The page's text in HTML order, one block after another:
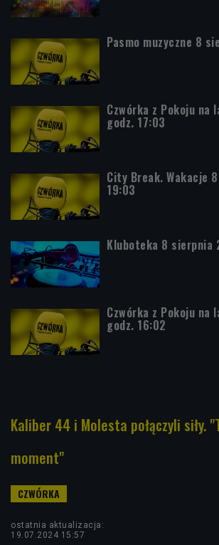
Pasmo muzyczne 8
Czwórka z Pokoju na
godz. 17:03
City Break. Wakacje
19:03
Kluboteka 8 sierpnia
Czwórka z Pokoju na
godz. 16:02
Kaliber 44 i Molesta połączyli siły.
moment"
ostatnia aktualizacja:
19.07.2024 15:57